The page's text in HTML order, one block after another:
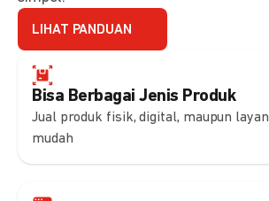
Bisa Berbagai Jenis Produk
Jual produk fisik, digital, maupun
mudah
LIHAT PANDUAN